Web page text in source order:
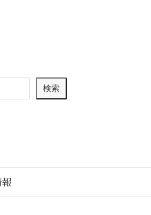
検索